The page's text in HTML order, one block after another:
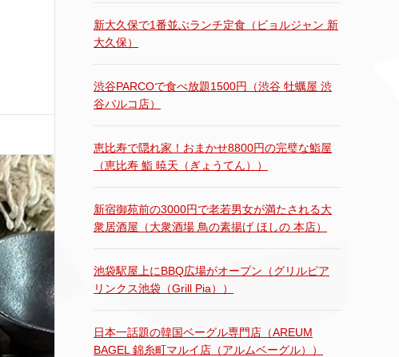
新大久保で1番並ぶランチ定食（ビョルジャン 新
大久保）
渋谷PARCOで食べ放題1500円（渋谷 牡蠣屋 渋
谷パルコ店）
恵比寿で隠れ家！おまかせ8800円の完璧な鮨屋
（恵比寿 鮨 暁天（ぎょうてん））
新宿御苑前の3000円で老若男女が満たされる大
衆居酒屋（大衆酒場 鳥の素揚げ ほしの 本店）
池袋駅屋上にBBQ広場がオープン（グリルピア
リンクス池袋（Grill Pia））
日本一話題の韓国ベーグル専門店（AREUM
BAGEL 錦糸町マルイ店（アルムベーグル））